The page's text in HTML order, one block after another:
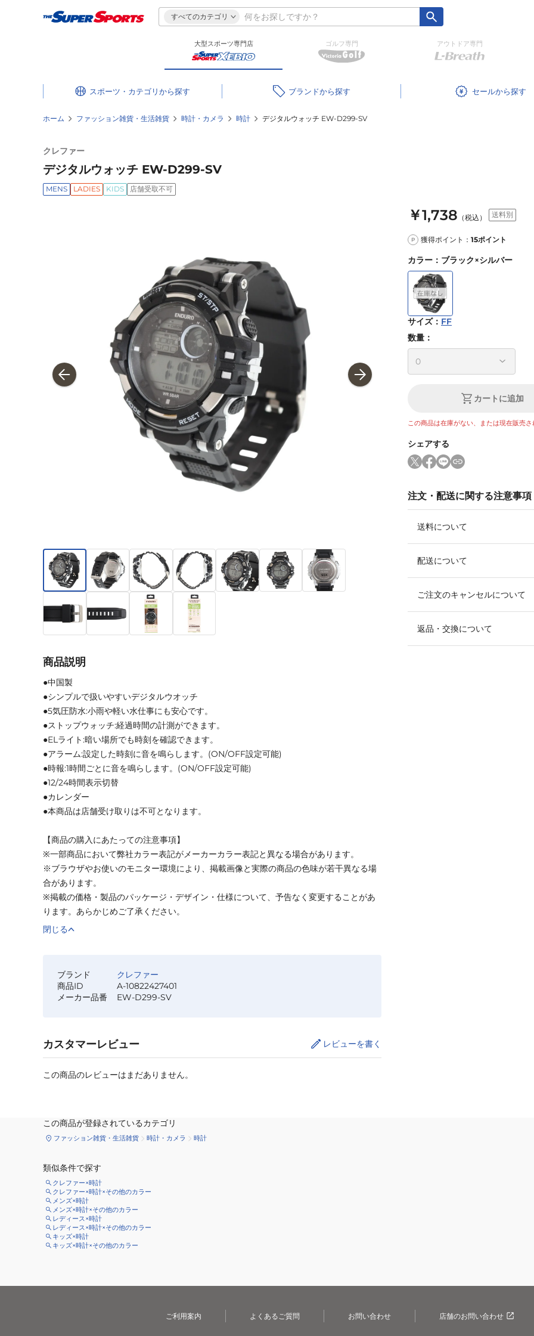
すべてのカテゴリ
大型スポーツ専門店 ゴルフ専門 アウトドア専門
スポーツ・カテゴリ ブランド セール
ホーム ファッション雑貨・生活雑貨 時計・カメラ 時計 デジタルウォッチ EW-D299-SV
クレファー
デジタルウォッチ EW-D299-SV
MENS LADIES KIDS 店舗受取不可
￥1,738 （税込） 送料別
P 獲得ポイント： 15ポイント
カラー ： ブラック×シルバー
サイズ： FF
数量：
カートに追加
この商品は在庫がない、または現在販売さ
シェアする
注文・配送に関する注意事項
送料について
配送について
ご注文のキャンセルについて
返品・交換について
商品説明
●中国製
●シンプルで扱いやすいデジタルウオッチ
●5気圧防水:小雨や軽い水仕事にも安心です。
●ストップウォッチ:経過時間の計測ができます。
●ELライト:暗い場所でも時刻を確認できます。
●アラーム:設定した時刻に音を鳴らします。(ON/OFF設定可能)
●時報:1時間ごとに音を鳴らします。(ON/OFF設定可能)
●12/24時間表示切替
●カレンダー
●本商品は店舗受け取りは不可となります。
【商品の購入にあたっての注意事項】
※一部商品において弊社カラー表記がメーカーカラー表記と異なる場合があります。
※ブラウザやお使いのモニター環境により、掲載画像と実際の商品の色味が若干異なる場
合があります。
※掲載の価格・製品のパッケージ・デザイン・仕様について、予告なく変更することがあ
ります。あらかじめご了承ください。
閉じる
ブランド
クレファー
商品ID
A-10822427401
メーカー品番
EW-D299-SV
カスタマーレビュー レビューを書く
この商品のレビューはまだありません。
この商品が登録されているカテゴリ
ファッション雑貨・生活雑貨 時計・カメラ 時計
類似条件で探す
クレファー×時計
クレファー×時計×その他のカラー
メンズ×時計
メンズ×時計×その他のカラー
レディース×時計
レディース×時計×その他のカラー
キッズ×時計
キッズ×時計×その他のカラー
ご利用案内 よくあるご質問 お問い合わせ 店舗のお問い合わせ